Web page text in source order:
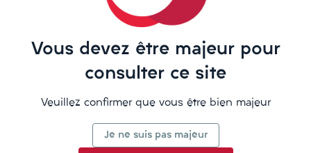
Détails du produit
Vous devez être majeur pour
consulter ce site
Veuillez confirmer que vous être bien majeur
Je ne suis pas majeur